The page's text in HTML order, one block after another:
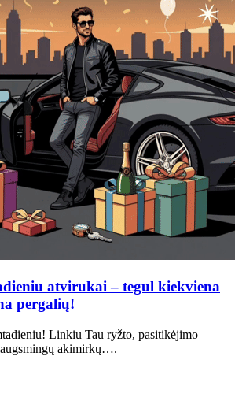
atvirukai – tegul kiekviena
pergalių!
Linkiu Tau ryžto, pasitikėjimo
akimirkų….